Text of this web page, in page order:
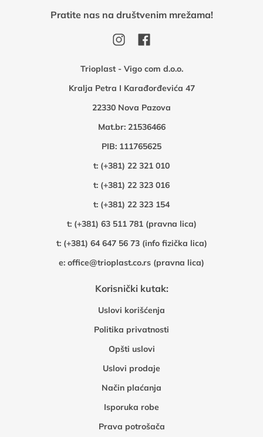
Trioplast - Vigo com d.o.o.
Kralja Petra I Karađorđevića 47
22330 Nova Pazova
Mat.br: 21536466
PIB: 111765625
t: (+381) 22 321 010
t: (+381) 22 323 016
t: (+381) 22 323 154
t: (+381) 63 511 781 (pravna lica)
t: (+381) 64 647 56 73 (info fizička lica)
e: office@trioplast.co.rs (pravna lica)
Korisnički kutak:
Uslovi korišćenja
Politika privatnosti
Opšti uslovi
Uslovi prodaje
Način plaćanja
Isporuka robe
Prava potrošača
Pratite nas na društvenim mrežama!